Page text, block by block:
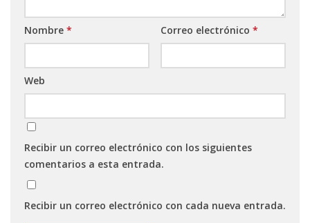
Nombre * Correo electrónico *
Web
Recibir un correo electrónico con los siguientes
comentarios a esta entrada.
Recibir un correo electrónico con cada nueva entrada.